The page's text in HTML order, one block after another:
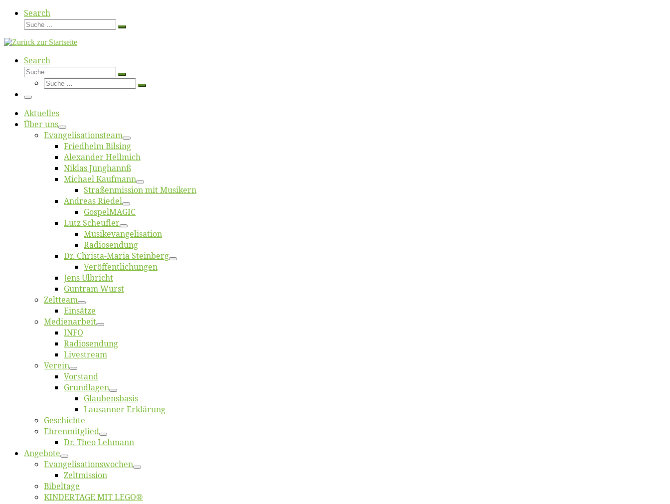
Search
Suche
Suche
Search
Suche
Suche
Suche
Suche
Menü
Ak­tu­el­les
Über uns
Evangelisa­tions­team
Fried­helm Bilsing
Alex­an­der Hellmich
Ni­klas Junghannß
Mi­cha­el Kaufmann
Straßenmis­sion mit Musikern
An­dre­as Riedel
Gos­pel­MA­GIC
Lutz Scheuf­ler
Musikevan­ge­li­sa­tion
Ra­dio­sen­dung
Dr. Chris­­ta-Ma­ria Steinberg
Ver­öf­fent­li­chun­gen
Jens Ulb­richt
Gun­tram Wurst
Zelt­team
Ein­sät­ze
Me­di­en­ar­beit
INFO
Ra­dio­sen­dung
Live­stream
Ver­ein
Vor­stand
Grund­la­gen
Glaubens­ba­sis
Lausan­ner Erklärung
Ge­schich­te
Eh­ren­mit­glied
Dr. Theo Lehmann
An­ge­bo­te
Evangelisa­tions­wo­chen
Zelt­mis­si­on
Bi­bel­ta­ge
KINDERTAGE MIT LEGO®